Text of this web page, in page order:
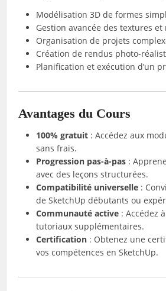
Modélisation 3D de formes
Gestion avancée des textures
Organisation de projets
Création de rendus photo-
Planification et exécution d’un
Avantages du Cours
100% gratuit : Accédez aux
sans frais.
Progression pas-à-pas :
avec des leçons structurées.
Compatibilité universelle :
de SketchUp débutants ou
Communauté active : Accédez
tutoriaux supplémentaires.
Certification : Obtenez une
vos compétences en SketchUp.